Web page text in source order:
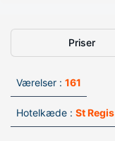
Priser
Værelser : 161
Hotelkæde : St Regis